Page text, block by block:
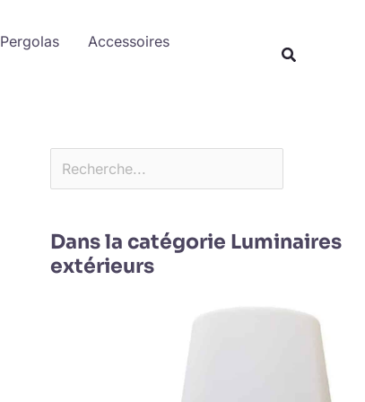
Pergolas
Accessoires
Dans la catégorie Luminaires
extérieurs